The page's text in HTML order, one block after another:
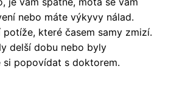
nebo máte výkyvy nálad.
které časem samy zmizí.
delší dobu nebo byly
si popovídat s doktorem.